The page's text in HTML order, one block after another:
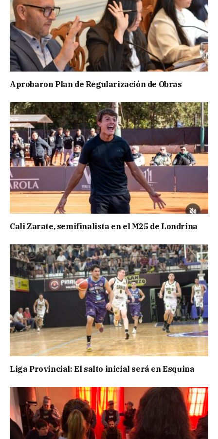
Aprobaron Plan de Regularización de Obras
Cali Zarate, semifinalista en el M25 de Londrina
Liga Provincial: El salto inicial será en Esquina